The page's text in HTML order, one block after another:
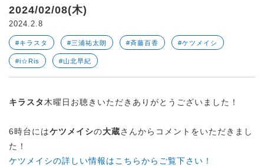
2024/02/08(木)
2024.2.8
#キラスタ #三浦祐太朗 #斉藤百香 #ケツメイシ
#i☆Ris #山北早紀
キラスタ 木曜日お聴きいただきありがとうございました！
6時台にはケツメイシの大蔵さんからコメントをいただきまし
た！
ケツメイシの詳しい情報はこちらからご覧下さい！